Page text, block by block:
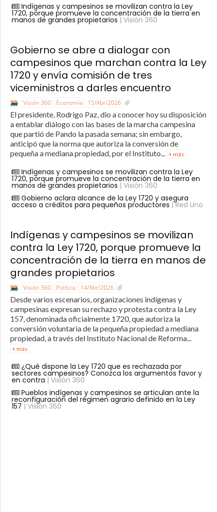
Indígenas y campesinos se movilizan contra la Ley
1720, porque promueve la concentración de la tierra en
manos de grandes propietarios | Visión 360
Gobierno se abre a dialogar con
campesinos que marchan contra la Ley
1720 y envía comisión de tres
viceministros a darles encuentro
Visión 360 Economía 15/Abr/2026
El presidente, Rodrigo Paz, dio a conocer hoy su disposición
a entablar diálogo con las bases de la marcha campesina
que partió de Pando la pasada semana; sin embargo,
anticipó que la norma que autoriza la conversión de
pequeña a mediana propiedad, por el Instituto... + más
Indígenas y campesinos se movilizan contra la Ley
1720, porque promueve la concentración de la tierra en
manos de grandes propietarios | Visión 360
Gobierno aclara alcance de la Ley 1720 y asegura
acceso a créditos para pequeños productores | Red Uno
Indígenas y campesinos se movilizan
contra la Ley 1720, porque promueve la
concentración de la tierra en manos de
grandes propietarios
Visión 360 Política 14/Abr/2026
Desde varios escenarios, organizaciones indígenas y
campesinas expresan su rechazo y protesta contra la Ley
157, denominada oficialmente 1720, que autoriza la
conversión voluntaria de la pequeña propiedad a mediana
propiedad, a través del Instituto Nacional de Reforma...
+ más
¿Qué dispone la Ley 1720 que es rechazada por
sectores campesinos? Conozca los argumentos favor y
en contra | Visión 360
Pueblos indígenas y campesinos se articulan ante la
reconfiguración del régimen agrario definido en la Ley
157 | Visión 360